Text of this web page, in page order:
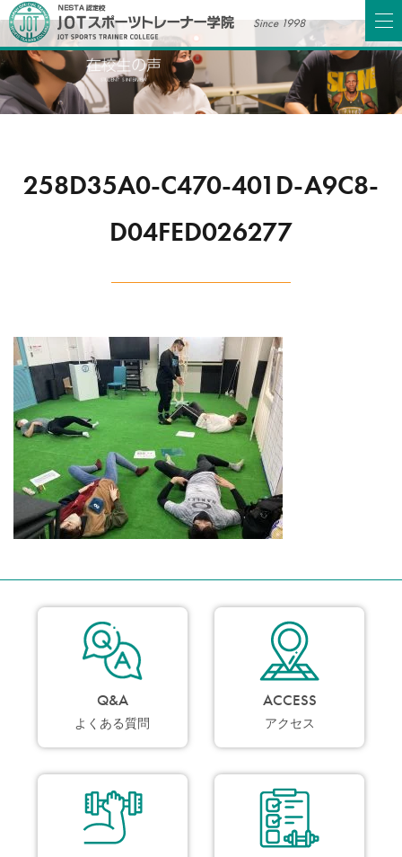
Since 1998
258D35A0-C470-401D-A9C8-
D04FED026277
Q&A
よくある質問
ACCESS
アクセス